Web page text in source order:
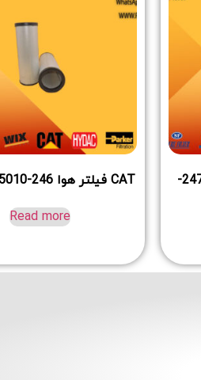
فیلتر هوا دیزل دوسان کره 2474-
CAT فیلتر هوا 246-5010 2465010
Read more